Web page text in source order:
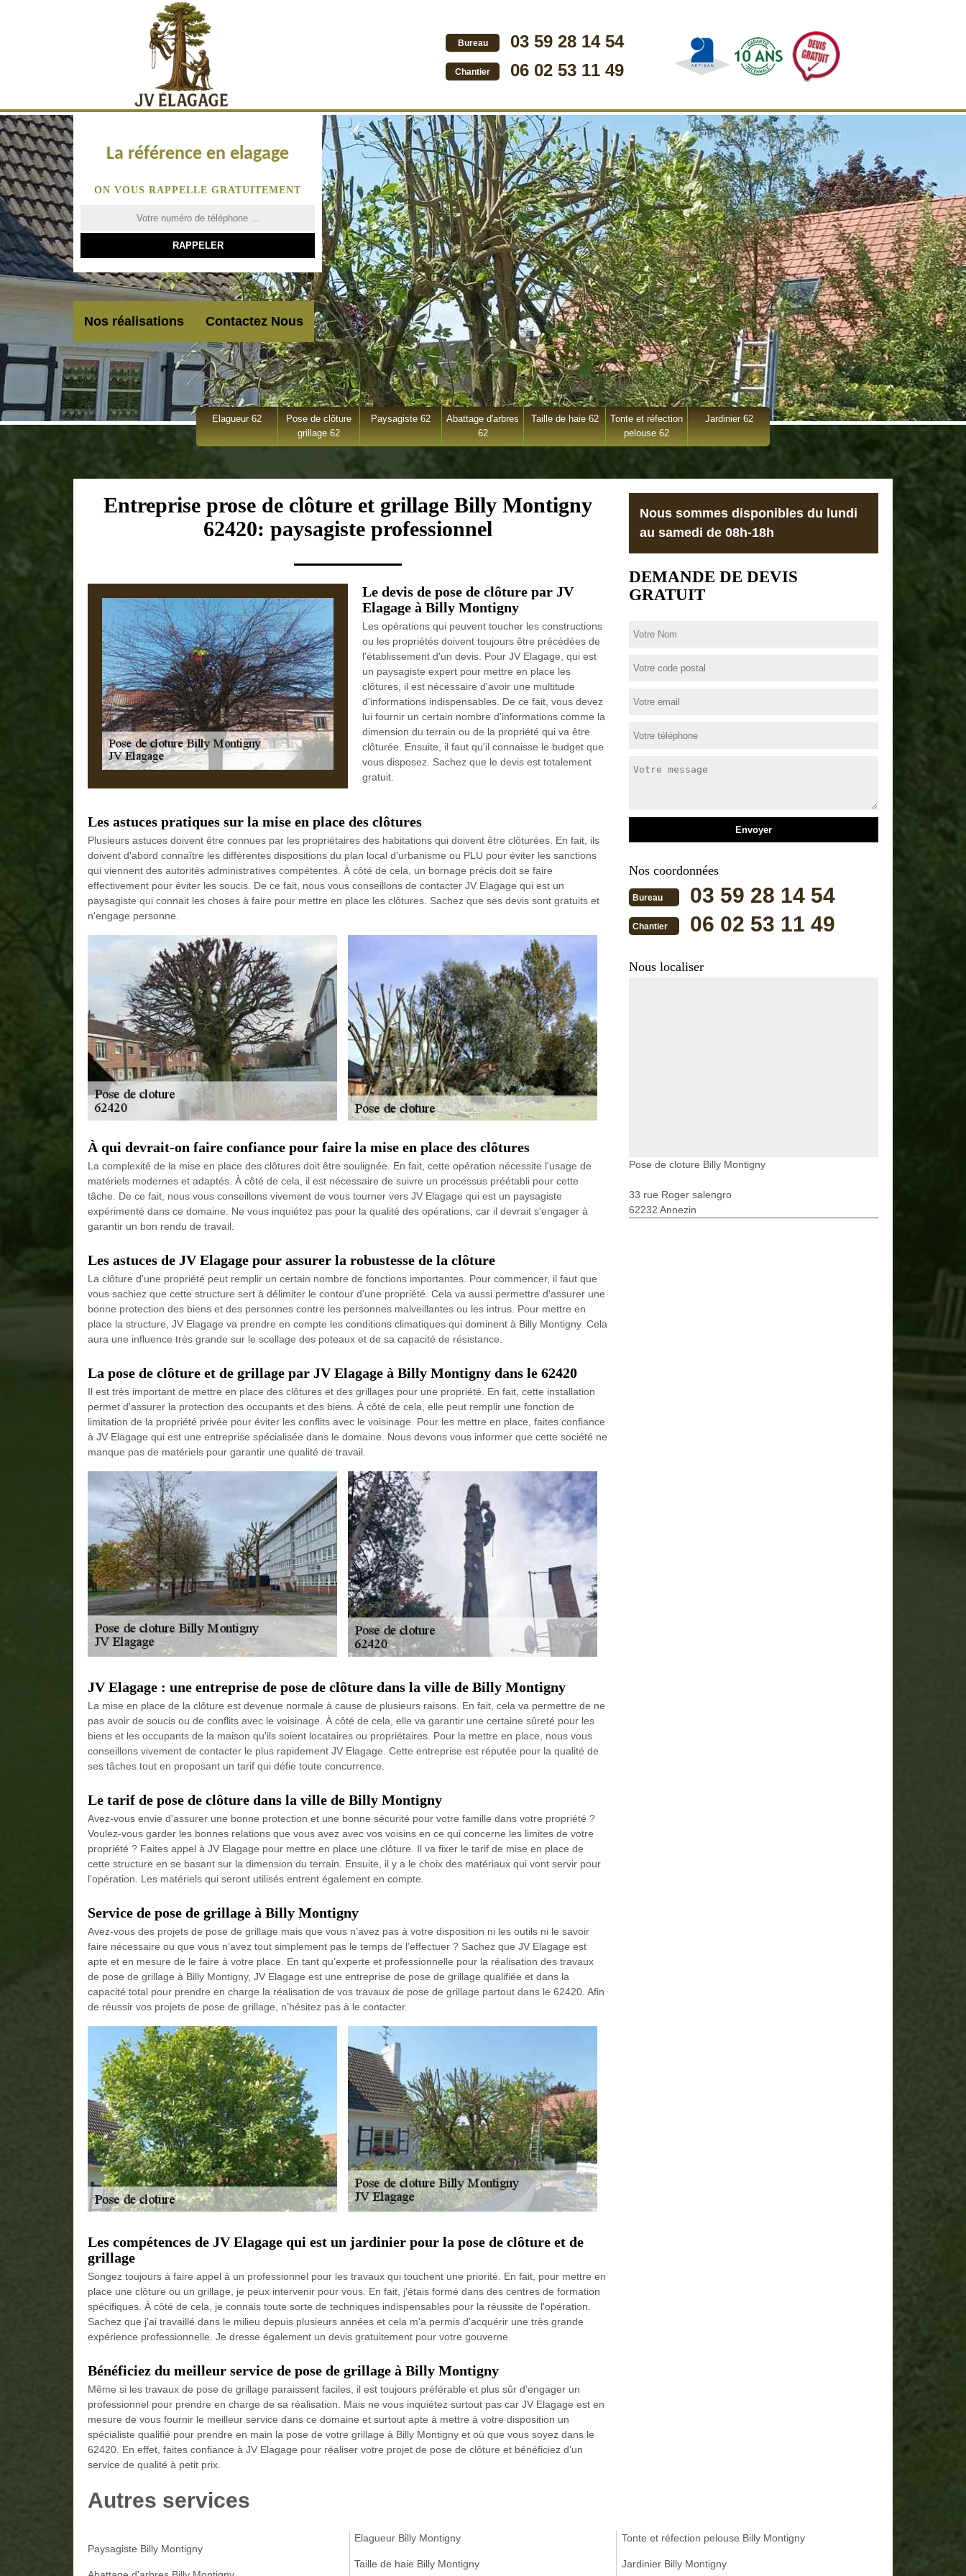
Bureau 03 59 28 14 54
Chantier 06 02 53 11 49
La référence en elagage
ON VOUS RAPPELLE GRATUITEMENT
Nos réalisations Contactez Nous
Elagueur 62
Pose de clôture
grillage 62
Paysagiste 62
Abattage d'arbres
62
Taille de haie 62
Tonte et réfection
pelouse 62
Jardinier 62
Entreprise prose de clôture et grillage Billy Montigny
62420: paysagiste professionnel
Le devis de pose de clôture par JV
Elagage à Billy Montigny
Les opérations qui peuvent toucher les constructions
ou les propriétés doivent toujours être précédées de
l'établissement d'un devis. Pour JV Elagage, qui est
un paysagiste expert pour mettre en place les
clôtures, il est nécessaire d'avoir une multitude
d'informations indispensables. De ce fait, vous devez
lui fournir un certain nombre d'informations comme la
dimension du terrain ou de la propriété qui va être
clôturée. Ensuite, il faut qu'il connaisse le budget que
vous disposez. Sachez que le devis est totalement
gratuit.
Les astuces pratiques sur la mise en place des clôtures
Plusieurs astuces doivent être connues par les propriétaires des habitations qui doivent être clôturées. En fait, ils
doivent d'abord connaître les différentes dispositions du plan local d'urbanisme ou PLU pour éviter les sanctions
qui viennent des autorités administratives compétentes. À côté de cela, un bornage précis doit se faire
effectivement pour éviter les soucis. De ce fait, nous vous conseillons de contacter JV Elagage qui est un
paysagiste qui connait les choses à faire pour mettre en place les clôtures. Sachez que ses devis sont gratuits et
n'engage personne.
À qui devrait-on faire confiance pour faire la mise en place des clôtures
La complexité de la mise en place des clôtures doit être soulignée. En fait, cette opération nécessite l'usage de
matériels modernes et adaptés. À côté de cela, il est nécessaire de suivre un processus préétabli pour cette
tâche. De ce fait, nous vous conseillons vivement de vous tourner vers JV Elagage qui est un paysagiste
expérimenté dans ce domaine. Ne vous inquiétez pas pour la qualité des opérations, car il devrait s'engager à
garantir un bon rendu de travail.
Les astuces de JV Elagage pour assurer la robustesse de la clôture
La clôture d'une propriété peut remplir un certain nombre de fonctions importantes. Pour commencer, il faut que
vous sachiez que cette structure sert à délimiter le contour d'une propriété. Cela va aussi permettre d'assurer une
bonne protection des biens et des personnes contre les personnes malveillantes ou les intrus. Pour mettre en
place la structure, JV Elagage va prendre en compte les conditions climatiques qui dominent à Billy Montigny. Cela
aura une influence très grande sur le scellage des poteaux et de sa capacité de résistance.
La pose de clôture et de grillage par JV Elagage à Billy Montigny dans le 62420
Il est très important de mettre en place des clôtures et des grillages pour une propriété. En fait, cette installation
permet d'assurer la protection des occupants et des biens. À côté de cela, elle peut remplir une fonction de
limitation de la propriété privée pour éviter les conflits avec le voisinage. Pour les mettre en place, faites confiance
à JV Elagage qui est une entreprise spécialisée dans le domaine. Nous devons vous informer que cette société ne
manque pas de matériels pour garantir une qualité de travail.
JV Elagage : une entreprise de pose de clôture dans la ville de Billy Montigny
La mise en place de la clôture est devenue normale à cause de plusieurs raisons. En fait, cela va permettre de ne
pas avoir de soucis ou de conflits avec le voisinage. À côté de cela, elle va garantir une certaine sûreté pour les
biens et les occupants de la maison qu'ils soient locataires ou propriétaires. Pour la mettre en place, nous vous
conseillons vivement de contacter le plus rapidement JV Elagage. Cette entreprise est réputée pour la qualité de
ses tâches tout en proposant un tarif qui défie toute concurrence.
Le tarif de pose de clôture dans la ville de Billy Montigny
Avez-vous envie d'assurer une bonne protection et une bonne sécurité pour votre famille dans votre propriété ?
Voulez-vous garder les bonnes relations que vous avez avec vos voisins en ce qui concerne les limites de votre
propriété ? Faites appel à JV Elagage pour mettre en place une clôture. Il va fixer le tarif de mise en place de
cette structure en se basant sur la dimension du terrain. Ensuite, il y a le choix des matériaux qui vont servir pour
l'opération. Les matériels qui seront utilisés entrent également en compte.
Service de pose de grillage à Billy Montigny
Avez-vous des projets de pose de grillage mais que vous n’avez pas à votre disposition ni les outils ni le savoir
faire nécessaire ou que vous n’avez tout simplement pas le temps de l’effectuer ? Sachez que JV Elagage est
apte et en mesure de le faire à votre place. En tant qu’experte et professionnelle pour la réalisation des travaux
de pose de grillage à Billy Montigny, JV Elagage est une entreprise de pose de grillage qualifiée et dans la
capacité total pour prendre en charge la réalisation de vos travaux de pose de grillage partout dans le 62420. Afin
de réussir vos projets de pose de grillage, n’hésitez pas à le contacter.
Les compétences de JV Elagage qui est un jardinier pour la pose de clôture et de
grillage
Songez toujours à faire appel à un professionnel pour les travaux qui touchent une priorité. En fait, pour mettre en
place une clôture ou un grillage, je peux intervenir pour vous. En fait, j'étais formé dans des centres de formation
spécifiques. À côté de cela, je connais toute sorte de techniques indispensables pour la réussite de l'opération.
Sachez que j'ai travaillé dans le milieu depuis plusieurs années et cela m'a permis d'acquérir une très grande
expérience professionnelle. Je dresse également un devis gratuitement pour votre gouverne.
Bénéficiez du meilleur service de pose de grillage à Billy Montigny
Même si les travaux de pose de grillage paraissent faciles, il est toujours préférable et plus sûr d’engager un
professionnel pour prendre en charge de sa réalisation. Mais ne vous inquiétez surtout pas car JV Elagage est en
mesure de vous fournir le meilleur service dans ce domaine et surtout apte à mettre à votre disposition un
spécialiste qualifié pour prendre en main la pose de votre grillage à Billy Montigny et où que vous soyez dans le
62420. En effet, faites confiance à JV Elagage pour réaliser votre projet de pose de clôture et bénéficiez d’un
service de qualité à petit prix.
Nous sommes disponibles du lundi
au samedi de 08h-18h
DEMANDE DE DEVIS
GRATUIT
Nos coordonnées
Bureau 03 59 28 14 54
Chantier 06 02 53 11 49
Nous localiser
Pose de cloture Billy Montigny
33 rue Roger salengro
62232 Annezin
Autres services
Paysagiste Billy Montigny
Elagueur Billy Montigny
Taille de haie Billy Montigny
Tonte et réfection pelouse Billy Montigny
Jardinier Billy Montigny